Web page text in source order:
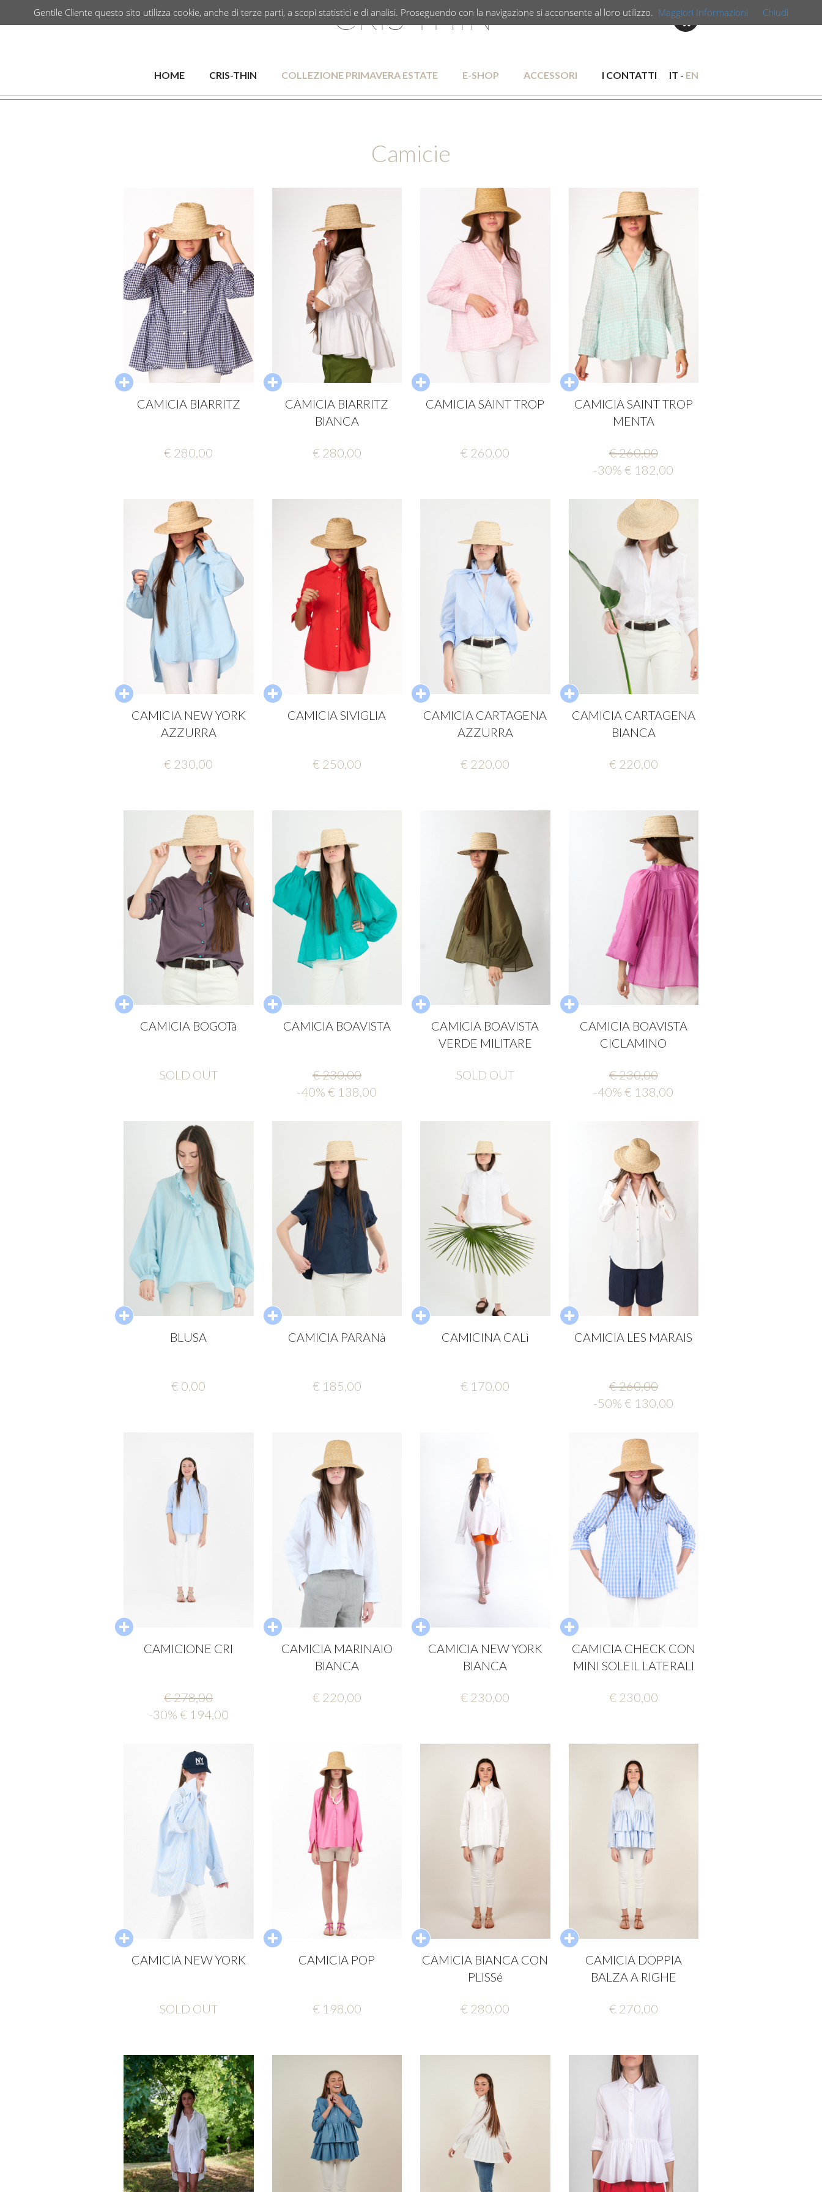
IT - EN
HOME CRIS-THIN COLLEZIONE PRIMAVERA ESTATE E-SHOP ACCESSORI I CONTATTI
Camicie
CAMICIA BIARRITZ
€ 280,00
CAMICIA BIARRITZ
BIANCA
€ 280,00
CAMICIA SAINT TROP
€ 260,00
CAMICIA SAINT TROP
MENTA
€ 260,00
-30% € 182,00
CAMICIA NEW YORK
AZZURRA
€ 230,00
CAMICIA SIVIGLIA
€ 250,00
CAMICIA CARTAGENA
AZZURRA
€ 220,00
CAMICIA CARTAGENA
BIANCA
€ 220,00
CAMICIA BOGOTà
SOLD OUT
CAMICIA BOAVISTA
€ 230,00
-40% € 138,00
CAMICIA BOAVISTA
VERDE MILITARE
SOLD OUT
CAMICIA BOAVISTA
CICLAMINO
€ 230,00
-40% € 138,00
BLUSA
€ 0,00
CAMICIA PARANà
€ 185,00
CAMICINA CALì
€ 170,00
CAMICIA LES MARAIS
€ 260,00
-50% € 130,00
CAMICIONE CRI
€ 278,00
-30% € 194,00
CAMICIA MARINAIO
BIANCA
€ 220,00
CAMICIA NEW YORK
BIANCA
€ 230,00
CAMICIA CHECK CON
MINI SOLEIL LATERALI
€ 230,00
CAMICIA NEW YORK
SOLD OUT
CAMICIA POP
€ 198,00
CAMICIA BIANCA CON
PLISSé
€ 280,00
CAMICIA DOPPIA
BALZA A RIGHE
€ 270,00
Gentile Cliente questo sito utilizza cookie, anche di terze parti, a scopi statistici e di analisi. Proseguendo con la navigazione si acconsente al loro utilizzo. Maggiori Informazioni Chiudi